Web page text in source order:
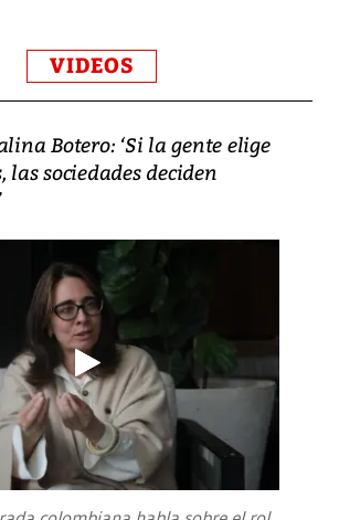
VIDEOS
Botero: ‘Si la gente elige
sociedades deciden